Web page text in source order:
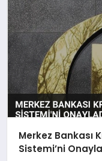
Merkez Bankası
Sistemi’ni